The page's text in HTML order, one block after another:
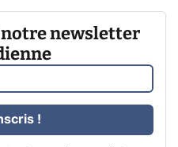
newsletter
!